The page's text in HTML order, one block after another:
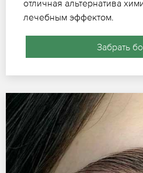
отличная альтернатива
лечебным эффектом.
Забрать